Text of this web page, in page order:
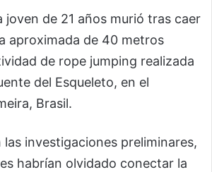
joven de 21 años murió tras caer
aproximada de 40 metros
de rope jumping realizada
del Esqueleto, en el
Brasil.
las investigaciones preliminares,
habrían olvidado conectar la